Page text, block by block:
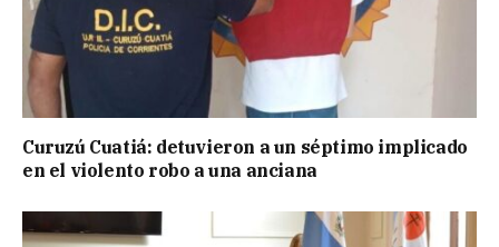
Curuzú Cuatiá: detuvieron a un séptimo implicado
en el violento robo a una anciana